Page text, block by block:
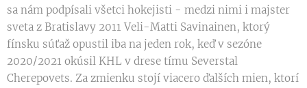
sa nám podpísali všetci hokejisti - medzi nimi i majster
sveta z Bratislavy 2011 Veli-Matti Savinainen, ktorý
fínsku súťaž opustil iba na jeden rok, keď v sezóne
2020/2021 okúsil KHL v drese tímu Severstal
Cherepovets. Za zmienku stojí viacero ďalších mien, ktorí